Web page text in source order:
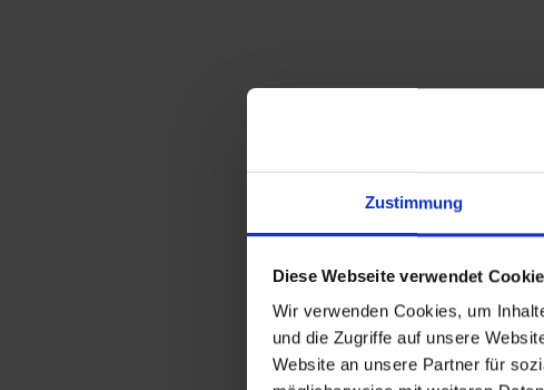
Zustimmung
Diese Webseite verwendet
Wir verwenden Cookies, um
und die Zugriffe auf unsere
Website an unsere Partner für